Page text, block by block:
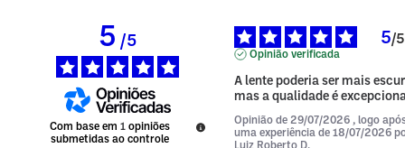
5/5
Com base em 1 opiniões
submetidas ao controle
5/5
Opinião verificada
A lente poderia ser mais
mas a qualidade é
Opinião de 29/07/2026 , logo
uma experiência de 18/07/2026
Luiz Roberto D.